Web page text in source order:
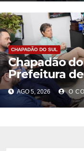
CHAPADÃO DO SUL
Chapadão
Prefeitura
intercâmbio
e gestão
AGO 5, 2026 O